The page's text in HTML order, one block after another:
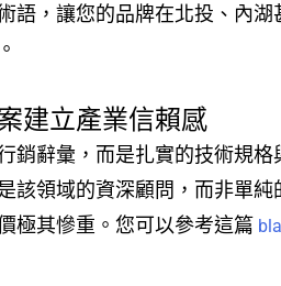
語，讓您的品牌在北投、內
建立產業信賴感
銷辭彙，而是扎實的技術規
該領域的資深顧問，而非單
極其慘重。您可以參考這篇